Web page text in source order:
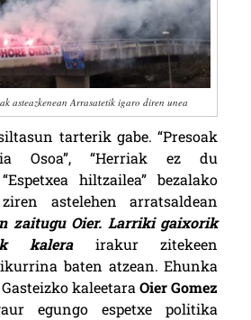
asteazkenean Arrasatetik igaro diren unea
tarterik gabe. “Presoak
Osoa”, “Herriak ez du
hiltzailea” bezalako
astelehen arratsaldean
zaitugu Oier. Larriki gaixorik
kalerairakur zitekeen
baten atzean. Ehunka
kaleetaraOier Gomez
egungo espetxe politika